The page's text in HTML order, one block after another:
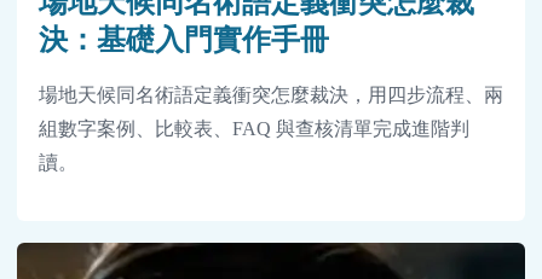
決：基礎入門實作手冊
場地天候同名術語定義衝突怎麼裁決，用四步流程、兩
組數字案例、比較表、FAQ 與查核清單完成進階判
讀。